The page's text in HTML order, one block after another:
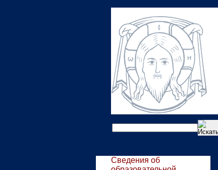
Сведения об